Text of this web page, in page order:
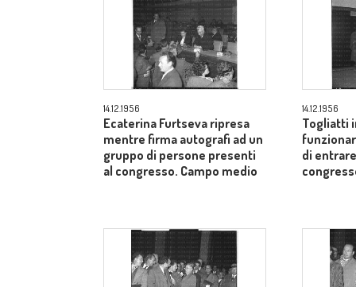
14.12.1956
Ecaterina Furtseva ripresa
mentre firma autografi ad un
gruppo di persone presenti
al congresso. Campo medio
14.12.1956
Togliatti
di